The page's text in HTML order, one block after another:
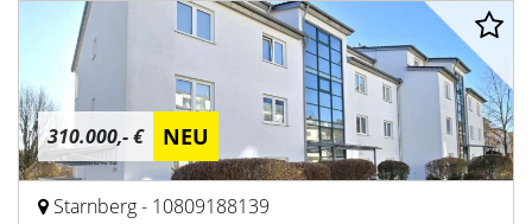
310.000,- € NEU
Starnberg - 10809188139